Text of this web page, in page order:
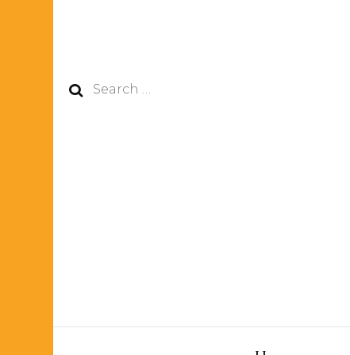
Search